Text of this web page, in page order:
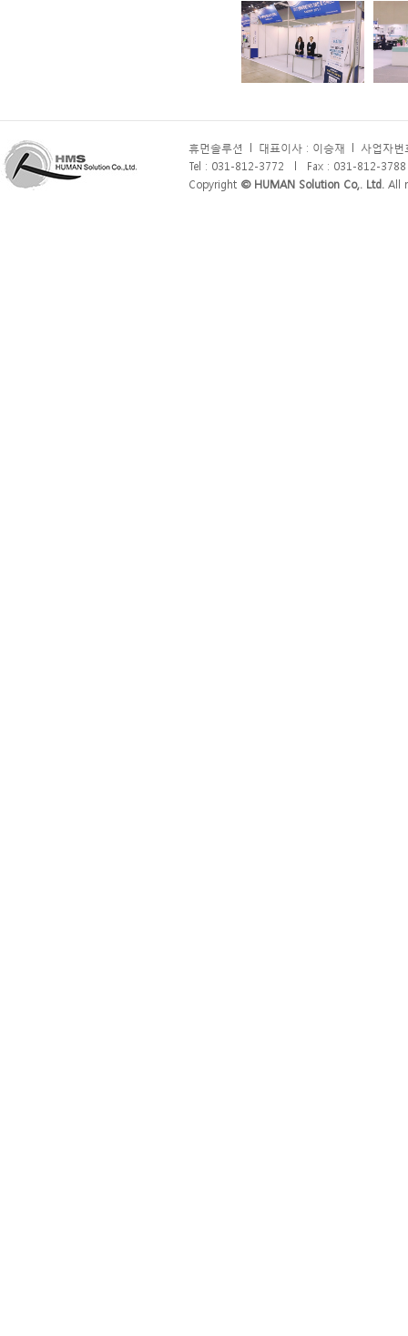
휴먼솔루션 대표이사 : 이승재
사업자
Tel : 031-812-3772
Fax : 031-812-3788
Copyright © HUMAN Solution Co,. Ltd. All